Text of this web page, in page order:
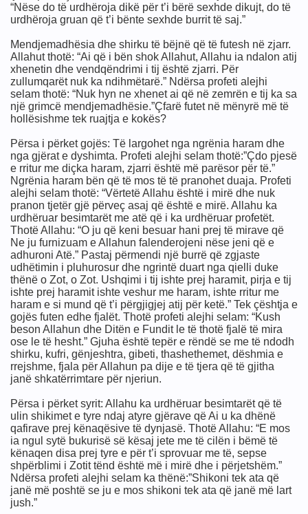
“Nëse do të urdhëroja dikë për t’i bërë sexhde dikujt, do të
urdhëroja gruan që t’i bënte sexhde burrit të saj.”
Mendjemadhësia dhe shirku të bëjnë që të futesh në zjarr.
Allahut thotë: “Ai që i bën shok Allahut, Allahu ia ndalon atij
xhenetin dhe vendqëndrimi i tij është zjarri. Për
zullumqarët nuk ka ndihmëtarë.” Ndërsa profeti alejhi
selam thotë: “Nuk hyn ne xhenet ai që në zemrën e tij ka sa
një grimcë mendjemadhësie.”Çfarë futet në mënyrë më të
hollësishme tek ruajtja e kokës?
Përsa i përket gojës: Të largohet nga ngrënia haram dhe
nga gjërat e dyshimta. Profeti alejhi selam thotë:”Çdo pjesë
e rritur me diçka haram, zjarri është më parësor për të.”
Ngrënia haram bën që të mos të të pranohet duaja. Profeti
alejhi selam thotë: “Vërtetë Allahu është i mirë dhe nuk
pranon tjetër gjë përveç asaj që është e mirë. Allahu ka
urdhëruar besimtarët me atë që i ka urdhëruar profetët.
Thotë Allahu: “O ju që keni besuar hani prej të mirave që
Ne ju furnizuam e Allahun falenderojeni nëse jeni që e
adhuroni Atë.” Pastaj përmendi një burrë që zgjaste
udhëtimin i pluhurosur dhe ngrintë duart nga qielli duke
thënë o Zot, o Zot. Ushqimi i tij ishte prej haramit, pirja e tij
ishte prej haramit ishte veshur me haram, ishte rritur me
haram e si mund që t’i përgjigjej atij për ketë.” Tek çështja e
gojës futen edhe fjalët. Thotë profeti alejhi selam: “Kush
beson Allahun dhe Ditën e Fundit le të thotë fjalë të mira
ose le të hesht.” Gjuha është tepër e rëndë se me të ndodh
shirku, kufri, gënjeshtra, gibeti, thashethemet, dëshmia e
rrejshme, fjala për Allahun pa dije e të tjera që të gjitha
janë shkatërrimtare për njeriun.
Përsa i përket syrit: Allahu ka urdhëruar besimtarët që të
ulin shikimet e tyre ndaj atyre gjërave që Ai u ka dhënë
qafirave prej kënaqësive të dynjasë. Thotë Allahu: “E mos
ia ngul sytë bukurisë së kësaj jete me të cilën i bëmë të
kënaqen disa prej tyre e për t’i sprovuar me të, sepse
shpërblimi i Zotit tënd është më i mirë dhe i përjetshëm.”
Ndërsa profeti alejhi selam ka thënë:”Shikoni tek ata që
janë më poshtë se ju e mos shikoni tek ata që janë më lart
jush.”
LUFTËN, LIRINË
Ajnshtajn